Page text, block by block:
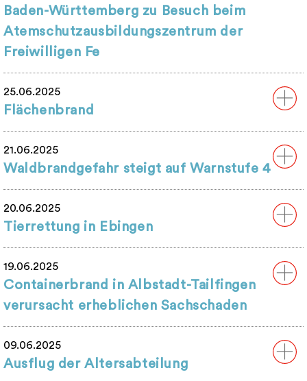
Baden-Württemberg zu Besuch beim
Atemschutzausbildungszentrum der
Freiwilligen Fe
25.06.2025
Flächenbrand
21.06.2025
Waldbrandgefahr steigt auf Warnstufe 4
20.06.2025
Tierrettung in Ebingen
19.06.2025
Containerbrand in Albstadt-Tailfingen
verursacht erheblichen Sachschaden
09.06.2025
Ausflug der Altersabteilung